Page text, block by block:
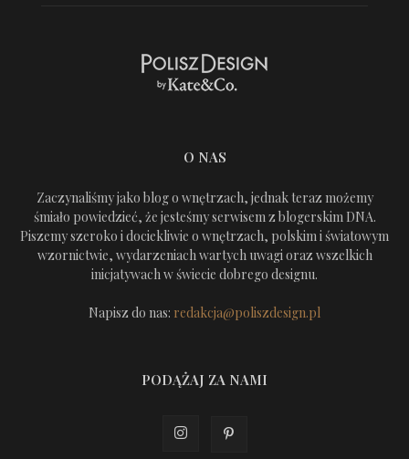
O NAS
Zaczynaliśmy jako blog o wnętrzach, jednak teraz możemy
śmiało powiedzieć, że jesteśmy serwisem z blogerskim DNA.
Piszemy szeroko i dociekliwie o wnętrzach, polskim i światowym
wzornictwie, wydarzeniach wartych uwagi oraz wszelkich
inicjatywach w świecie dobrego designu.
Napisz do nas: redakcja@poliszdesign.pl
PODĄŻAJ ZA NAMI